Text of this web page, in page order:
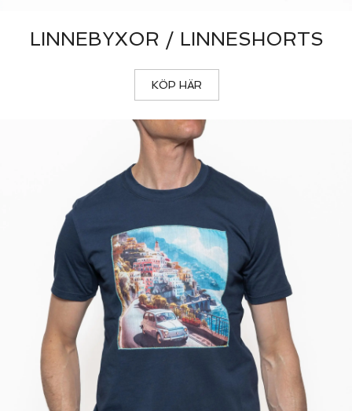
LINNEBYXOR / LINNESHORTS
KÖP HÄR